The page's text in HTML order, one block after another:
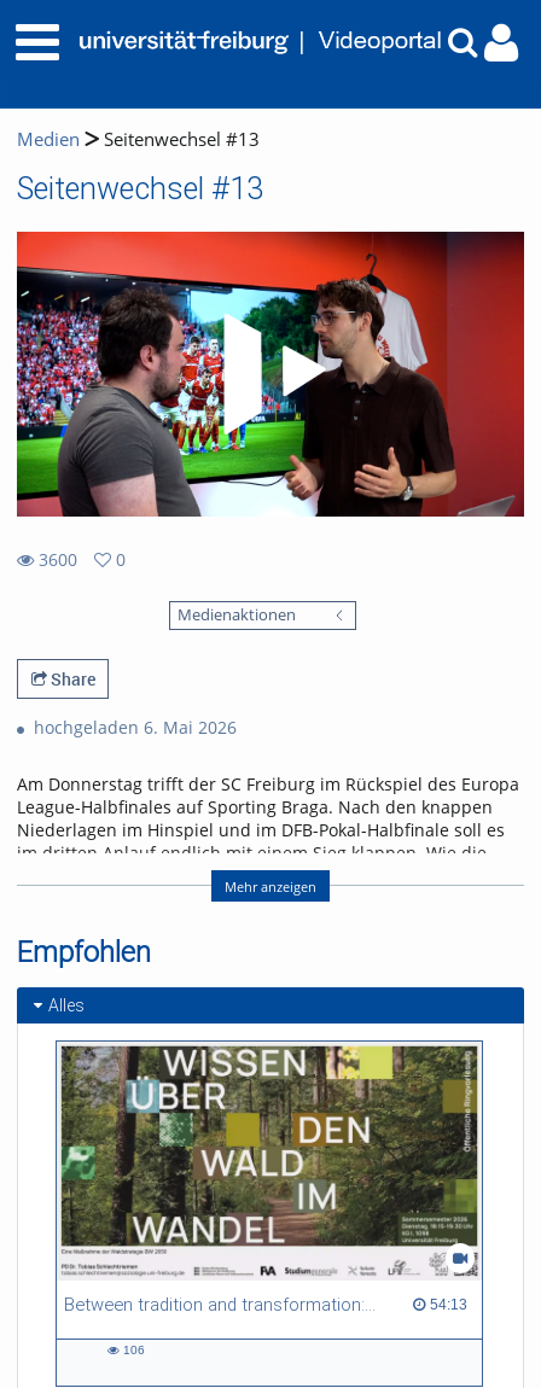
Medien Seitenwechsel #13
Seitenwechsel #13
3600
0
Medienaktionen
Share
hochgeladen 6. Mai 2026
Am Donnerstag trifft der SC Freiburg im Rückspiel des Europa
League-Halbfinales auf Sporting Braga. Nach den knappen
Niederlagen im Hinspiel und im DFB-Pokal-Halbfinale soll es
im dritten Anlauf endlich mit einem Sieg klappen. Wie die
Freiburger den größten Erfolg der Vereinsgeschichte erringen
wollen, erfahrt ihr in der neuen Folge „Seitenwechsel“.
Referent/in:
Andreas Nagel
Mehr anzeigen
Empfohlen
Alles
Between tradition and transformation: how owners, advisers and institutions co-create knowledge for resilient forests in Europe 54:13
54:13 duration
106